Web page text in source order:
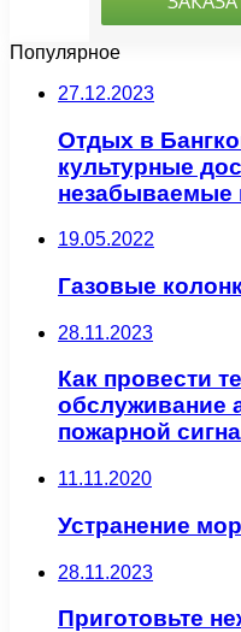
Популярное
27.12.2023
Отдых в
культурные
незабываемые
19.05.2022
Газовые
28.11.2023
Как провести
обслуживание
пожарной
11.11.2020
Устранение
28.11.2023
Приготовьте